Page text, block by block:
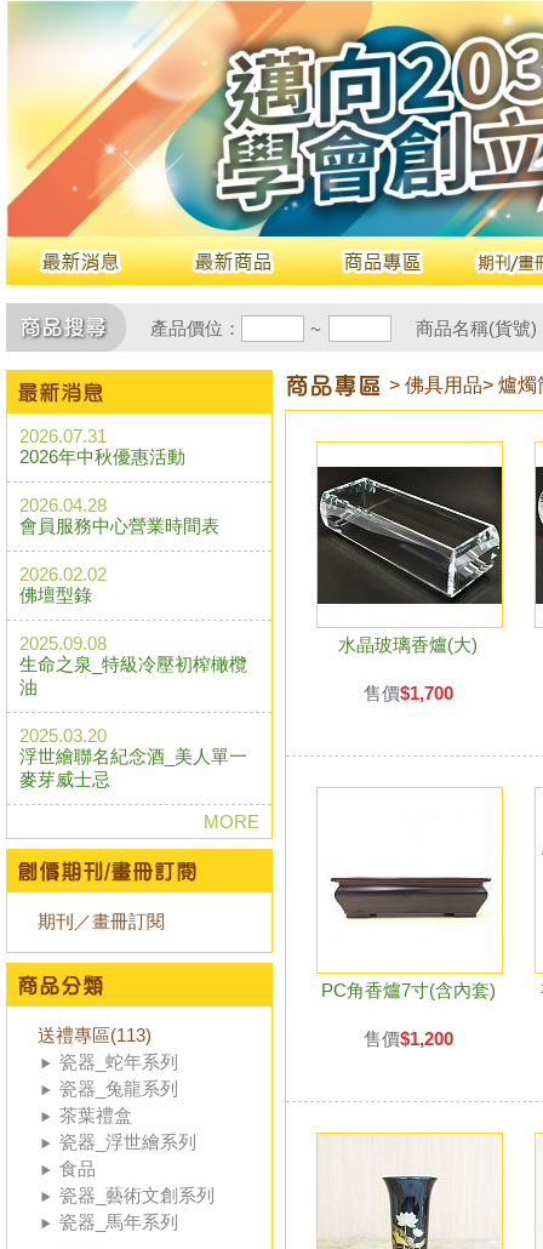
產品價位： ~ 商品名稱(貨號
2026.07.31
2026年中秋優惠活動
2026.04.28
會員服務中心營業時間表
2026.02.02
佛壇型錄
2025.09.08
生命之泉_特級冷壓初榨橄欖
油
2025.03.20
浮世繪聯名紀念酒_美人單一
麥芽威士忌
MORE
期刊／畫冊訂閱
送禮專區(113)
瓷器_蛇年系列
瓷器_兔龍系列
茶葉禮盒
瓷器_浮世繪系列
食品
瓷器_藝術文創系列
瓷器_馬年系列
> 佛具用品> 爐燭
水晶玻璃香爐(大)
售價$1,700
PC角香爐7寸(含內套)
售價$1,200